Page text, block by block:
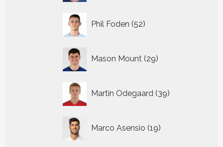
Phil Foden 52
producten
Mason Mount 29
producten
Martin Odegaard 39
producten
Marco Asensio 19
producten